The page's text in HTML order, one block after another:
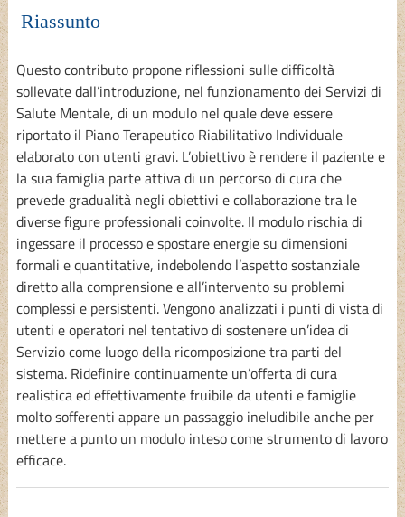
Riassunto
Questo contributo propone riflessioni sulle difficoltà
sollevate dall’introduzione, nel funzionamento dei Servizi di
Salute Mentale, di un modulo nel quale deve essere
riportato il Piano Terapeutico Riabilitativo Individuale
elaborato con utenti gravi. L’obiettivo è rendere il paziente e
la sua famiglia parte attiva di un percorso di cura che
prevede gradualità negli obiettivi e collaborazione tra le
diverse figure professionali coinvolte. Il modulo rischia di
ingessare il processo e spostare energie su dimensioni
formali e quantitative, indebolendo l’aspetto sostanziale
diretto alla comprensione e all’intervento su problemi
complessi e persistenti. Vengono analizzati i punti di vista di
utenti e operatori nel tentativo di sostenere un’idea di
Servizio come luogo della ricomposizione tra parti del
sistema. Ridefinire continuamente un’offerta di cura
realistica ed effettivamente fruibile da utenti e famiglie
molto sofferenti appare un passaggio ineludibile anche per
mettere a punto un modulo inteso come strumento di lavoro
efficace.